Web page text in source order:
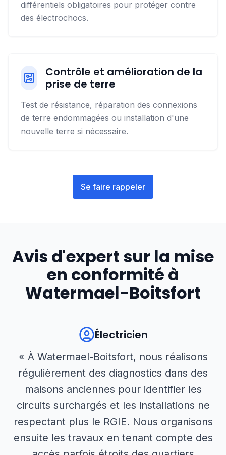
différentiels obligatoires pour protéger contre
des électrochocs.
Contrôle et amélioration de la
prise de terre
Test de résistance, réparation des connexions
de terre endommagées ou installation d'une
nouvelle terre si nécessaire.
Se faire rappeler
Avis d'expert sur la mise
en conformité à
Watermael-Boitsfort
Électricien
« À Watermael-Boitsfort, nous réalisons
régulièrement des diagnostics dans des
maisons anciennes pour identifier les
circuits surchargés et les installations ne
respectant plus le RGIE. Nous organisons
ensuite les travaux en tenant compte des